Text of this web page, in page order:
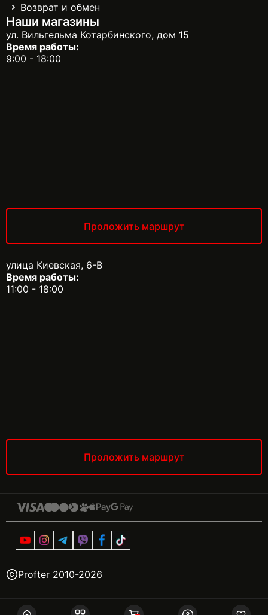
Возврат и обмен
Наши магазины
ул. Вильгельма Котарбинского, дом 15
Время работы:
9:00 - 18:00
Проложить маршрут
улица Киевская, 6-В
Время работы:
11:00 - 18:00
Проложить маршрут
Profter 2010-2026